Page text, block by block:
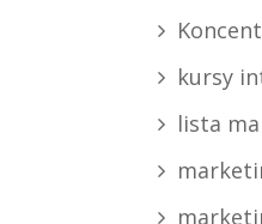
kursy
lista